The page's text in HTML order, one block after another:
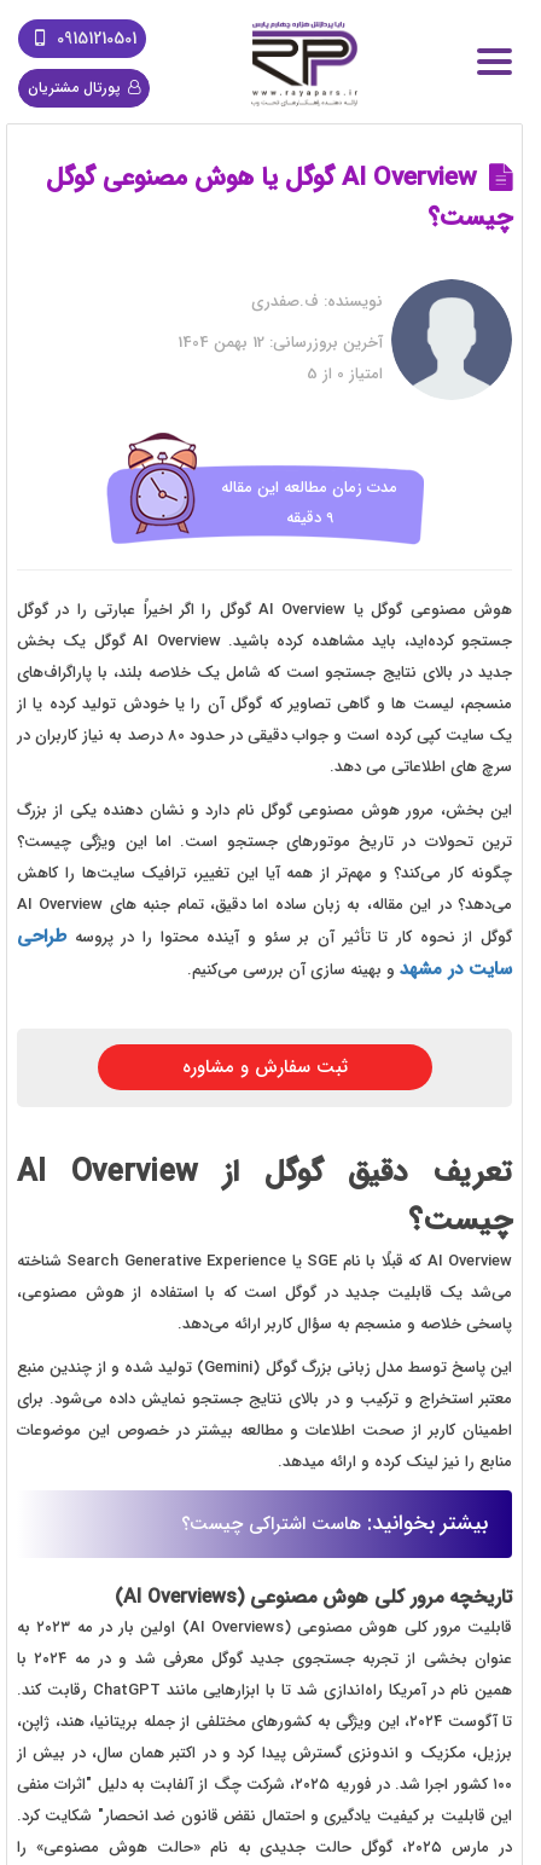
09151210501
پورتال مشتریان
AI Overview گوگل یا هوش مصنوعی گوگل
چیست؟
نویسنده: ف.صفدری
آخرین بروزرسانی:
امتیاز 0 از 5
مدت زمان مطالعه این مقاله
9 دقیقه
هوش مصنوعی گوگل یا AI Overview گوگل را اگر اخیراً عبارتی را در گوگل
جستجو کرده‌اید، باید مشاهده کرده باشید. AI Overview گوگل یک بخش
جدید در بالای نتایج جستجو است که شامل یک خلاصه بلند، با پاراگراف‌های
منسجم، لیست ها و گاهی تصاویر که گوگل آن را یا خودش تولید کرده یا از
یک سایت کپی کرده است و جواب دقیقی در حدود 80 درصد به نیاز کاربران در
سرچ های اطلاعاتی می دهد.
این بخش، مرور هوش مصنوعی گوگل نام دارد و نشان دهنده یکی از بزرگ
ترین تحولات در تاریخ موتورهای جستجو است. اما این ویژگی چیست؟
چگونه کار می‌کند؟ و مهم‌تر از همه آیا این تغییر، ترافیک سایت‌ها را کاهش
می‌دهد؟ در این مقاله، به زبان ساده اما دقیق، تمام جنبه های AI Overview
گوگل از نحوه کار تا تأثیر آن بر سئو و آینده محتوا را در پروسهطراحی
سایت در مشهد و بهینه سازی آن بررسی می‌کنیم.
ثبت سفارش و مشاوره
تعریف دقیق گوگل از AI Overview
چیست؟
AI Overview که قبلًا با نام SGE یا Search Generative Experience شناخته
می‌شد یک قابلیت جدید در گوگل است که با استفاده از هوش مصنوعی،
پاسخی خلاصه و منسجم به سؤال کاربر ارائه می‌دهد.
این پاسخ توسط مدل زبانی بزرگ گوگل (Gemini) تولید شده و از چندین منبع
معتبر استخراج و ترکیب و در بالای نتایج جستجو نمایش داده می‌شود. برای
اطمینان کاربر از صحت اطلاعات و مطالعه بیشتر در خصوص این موضوعات
منابع را نیز لینک کرده و ارائه میدهد.
بیشتر بخوانید: هاست اشتراکی چیست؟
تاریخچه مرور کلی هوش مصنوعی (AI Overviews)
قابلیت مرور کلی هوش مصنوعی (AI Overviews) اولین بار در مه ۲۰۲۳ به
عنوان بخشی از تجربه جستجوی جدید گوگل معرفی شد و در مه ۲۰۲۴ با
همین نام در آمریکا راه‌اندازی شد تا با ابزارهایی مانند ChatGPT رقابت کند.
تا آگوست ۲۰۲۴، این ویژگی به کشورهای مختلفی از جمله بریتانیا، هند، ژاپن،
برزیل، مکزیک و اندونزی گسترش پیدا کرد و در اکتبر همان سال، در بیش از
۱۰۰ کشور اجرا شد. در فوریه ۲۰۲۵، شرکت چگ از آلفابت به دلیل "اثرات منفی
این قابلیت بر کیفیت یادگیری و احتمال نقض قانون ضد انحصار" شکایت کرد.
در مارس ۲۰۲۵، گوگل حالت جدیدی به نام «حالت هوش مصنوعی» را